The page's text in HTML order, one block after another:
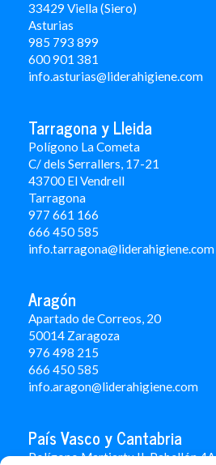
33429 Viella (Siero)
Asturias
985 793 899
600 901 381
info.asturias@liderahigiene.com
Tarragona y Lleida
Polígono La Cometa
C/ dels Serrallers, 17-21
43700 El Vendrell
Tarragona
977 661 166
666 450 585
info.tarragona@liderahigiene.com
Aragón
Apartado de Correos, 20
50014 Zaragoza
976 498 215
666 450 585
info.aragon@liderahigiene.com
País Vasco y Cantabria
Polígono Martiartu II. Pabellón 4A